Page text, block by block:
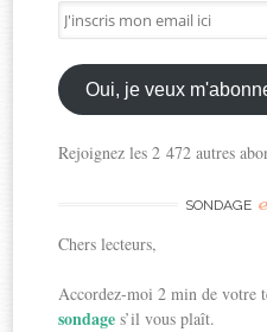
J'inscris
mon
email
ici
Oui, je veux
Rejoignez les 2 472 autres
SONDAGE
Chers lecteurs,
Accordez-moi 2 min de votre
sondages’il vous plaît.